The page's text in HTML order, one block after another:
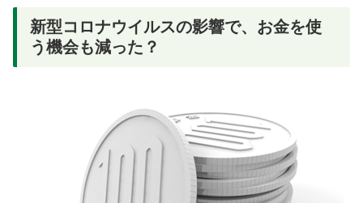
新型コロナウイルスの影響で、お金を使
う機会も減った？